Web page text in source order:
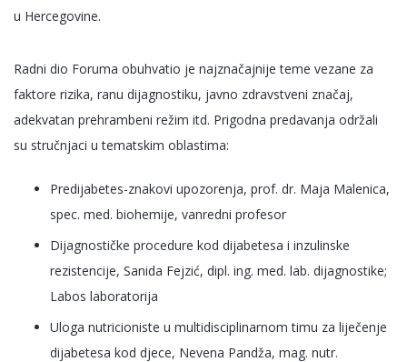
u Hercegovine.
Radni dio Foruma obuhvatio je najznačajnije teme vezane za
faktore rizika, ranu dijagnostiku, javno zdravstveni značaj,
adekvatan prehrambeni režim itd. Prigodna predavanja održali
su stručnjaci u tematskim oblastima:
Predijabetes-znakovi upozorenja, prof. dr. Maja Malenica,
spec. med. biohemije, vanredni profesor
Dijagnostičke procedure kod dijabetesa i inzulinske
rezistencije, Sanida Fejzić, dipl. ing. med. lab. dijagnostike;
Labos laboratorija
Uloga nutricioniste u multidisciplinarnom timu za liječenje
dijabetesa kod djece, Nevena Pandža, mag. nutr.